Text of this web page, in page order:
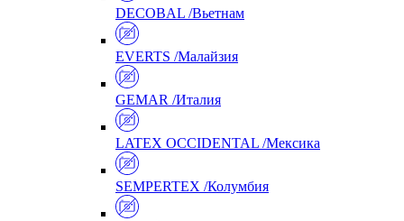
DECOBAL /Вьетнам
EVERTS /Малайзия
GEMAR /Италия
LATEX OCCIDENTAL /Мексика
SEMPERTEX /Колумбия